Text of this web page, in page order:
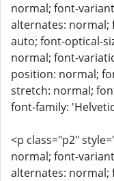
normal; font-
alternates: normal;
auto; font-optical-
normal; font-
position: normal;
stretch: normal;
font-family:
<p class="p2"
normal; font-
alternates: normal;